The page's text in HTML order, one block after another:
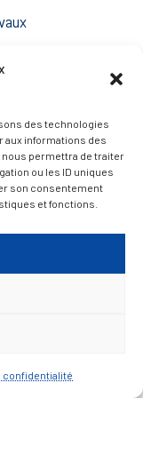
des technologies
informations des
permettra de traiter
ou les ID uniques
son consentement
et fonctions.
confidentialité
agent